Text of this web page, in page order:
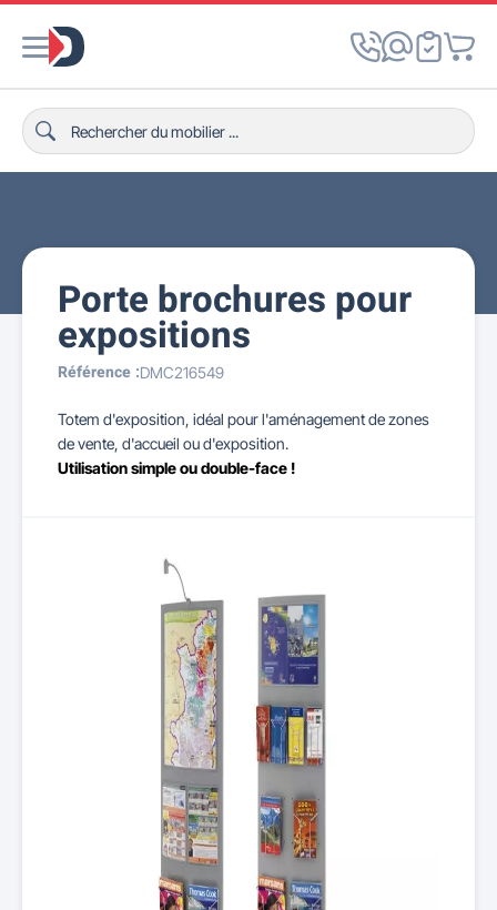
Porte brochures pour
expositions
Référence :DMC216549
Totem d'exposition, idéal pour l'aménagement de zones
de vente, d'accueil ou d'exposition.
Utilisation simple ou double-face !